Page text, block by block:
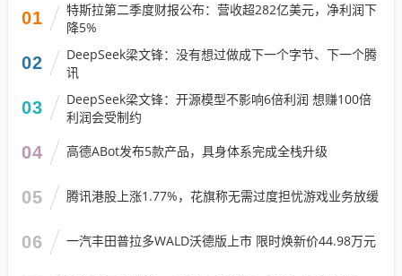
01
特斯拉第二季度财报公布：营收超282亿美元，净利润下
降5%
02
DeepSeek梁文锋：没有想过做成下一个字节、下一个腾
讯
03
DeepSeek梁文锋：开源模型不影响6倍利润 想赚100倍
利润会受制约
04 高德ABot发布5款产品，具身体系完成全栈升级
05 腾讯港股上涨1.77%，花旗称无需过度担忧游戏业务放缓
06 一汽丰田普拉多WALD沃德版上市 限时焕新价44.98万元